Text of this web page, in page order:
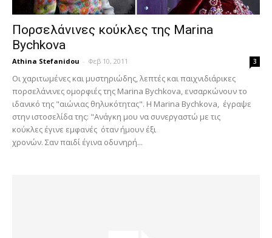
Πορσελάνινες κούκλες της Marina
Bychkova
Athina Stefanidou - Φεβ 10, 2011 3
Οι χαριτωμένες και μυστηριώδης, λεπτές και παιχνιδιάρικες
πορσελάνινες ομορφιές της Marina Bychkova, ενσαρκώνουν το
ιδανικό της "αιώνιας θηλυκότητας". Η Marina Bychkova, έγραψε
στην ιστοσελίδα της: "Ανάγκη μου να συνεργαστώ με τις
κούκλες έγινε εμφανές όταν ήμουν έξι
χρονών. Σαν παιδί έγινα οδυνηρή...